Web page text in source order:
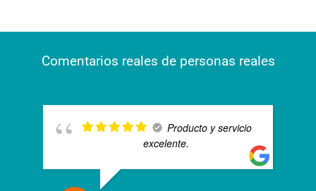
Comentarios reales de personas reales
Producto y servicio
excelente.